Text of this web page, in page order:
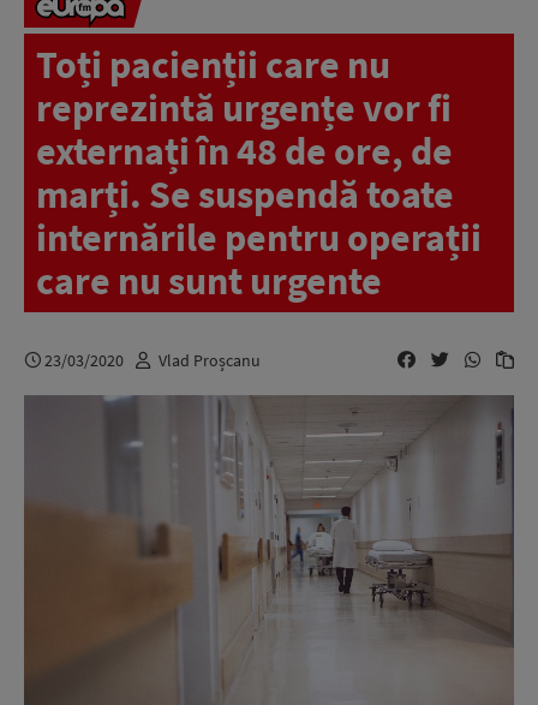
Toți pacienții care nu
reprezintă urgențe vor fi
externați în 48 de ore, de
marți. Se suspendă toate
internările pentru operații
care nu sunt urgente
23/03/2020 Vlad Proșcanu